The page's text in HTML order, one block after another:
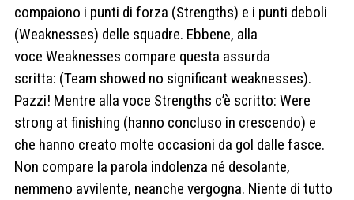
compaiono i punti di forza (Strengths) e i punti deboli
(Weaknesses) delle squadre. Ebbene, alla
voce Weaknesses compare questa assurda
scritta: (Team showed no significant weaknesses).
Pazzi! Mentre alla voce Strengths c’è scritto: Were
strong at finishing (hanno concluso in crescendo) e
che hanno creato molte occasioni da gol dalle fasce.
Non compare la parola indolenza né desolante,
nemmeno avvilente, neanche vergogna. Niente di tutto